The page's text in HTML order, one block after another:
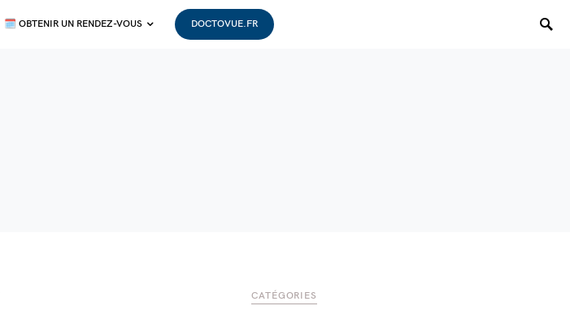
🗓 OBTENIR UN RENDEZ-VOUS DOCTOVUE.FR
CATÉGORIES